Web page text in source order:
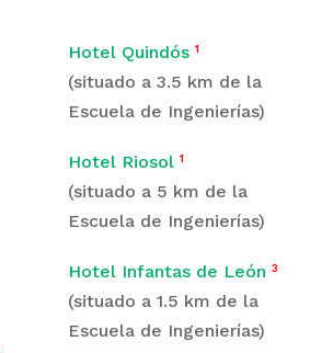
Hotel Quindós ¹
(situado a 3.5 km de la
Escuela de Ingenierías)
Hotel Riosol ¹
(situado a 5 km de la
Escuela de Ingenierías)
Hotel Infantas de León ³
(situado a 1.5 km de la
Escuela de Ingenierías)